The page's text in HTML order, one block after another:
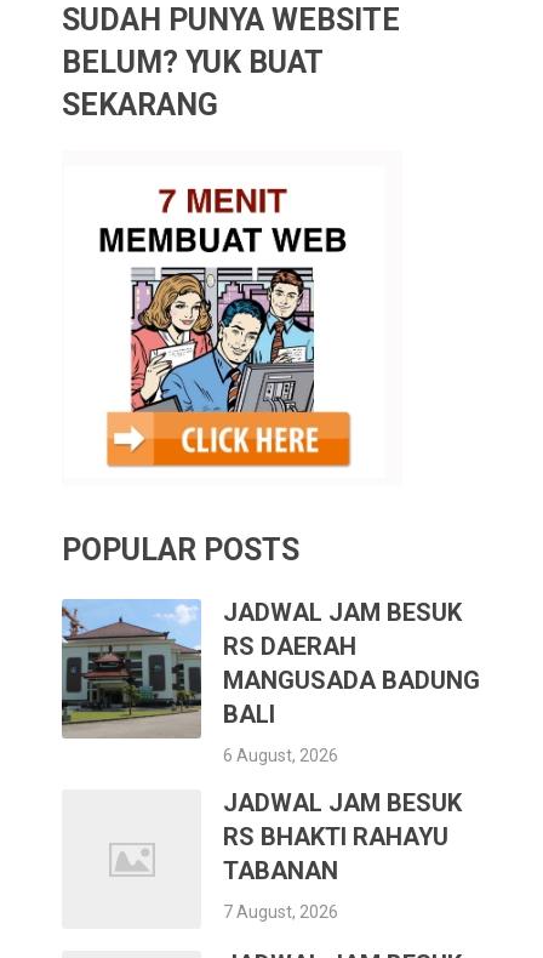
SUDAH PUNYA WEBSITE
BELUM? YUK BUAT
SEKARANG
POPULAR POSTS
JADWAL JAM BESUK
RS DAERAH
MANGUSADA BADUNG
BALI
6 August, 2026
JADWAL JAM BESUK
RS BHAKTI RAHAYU
TABANAN
7 August, 2026